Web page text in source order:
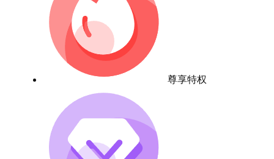
尊享特权